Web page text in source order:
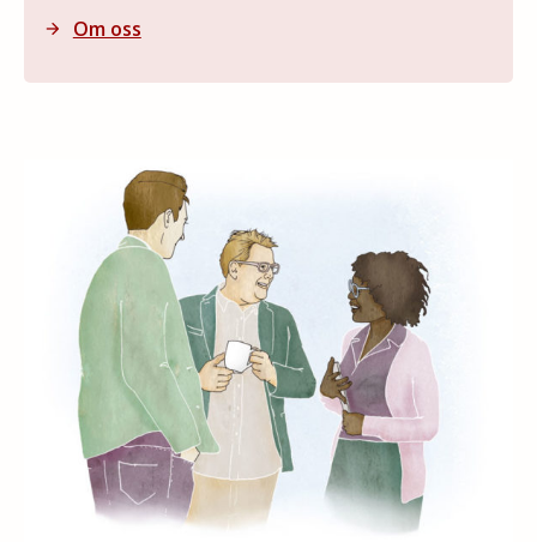
arrow_forward Om oss